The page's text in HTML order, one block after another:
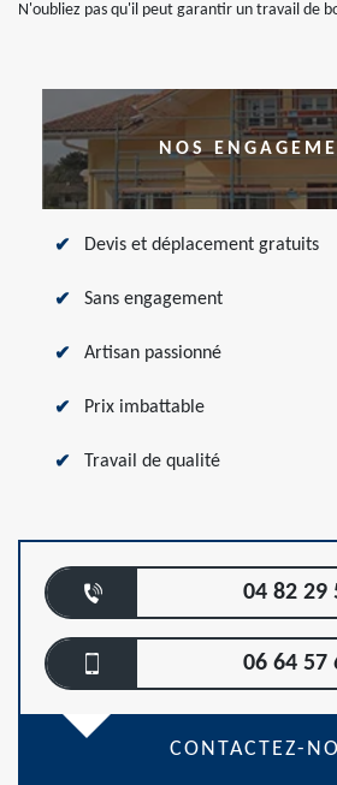
N'oubliez pas qu'il peut garantir un travail de
NOS
Devis et déplacement gratuits
Sans engagement
Artisan passionné
Prix imbattable
Travail de qualité
04 82 29
06 64 57
CONTACTEZ-